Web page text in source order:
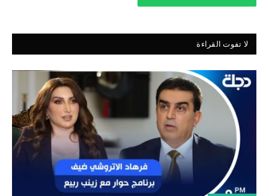
لا تفوت القراءة